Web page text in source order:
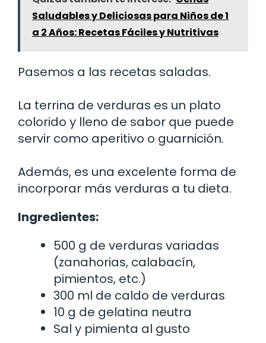
Saludables y Deliciosas para Niños de 1
a 2 Años: Recetas Fáciles y Nutritivas
Pasemos a las recetas saladas.
La terrina de verduras es un plato
colorido y lleno de sabor que puede
servir como aperitivo o guarnición.
Además, es una excelente forma de
incorporar más verduras a tu dieta.
Ingredientes:
500 g de verduras variadas
(zanahorias, calabacín,
pimientos, etc.)
300 ml de caldo de verduras
10 g de gelatina neutra
Sal y pimienta al gusto